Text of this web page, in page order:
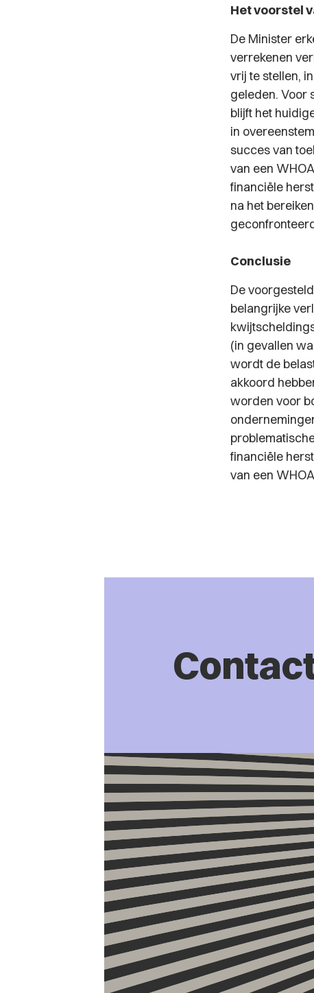
Het voorstel
De Minister
verrekenen
vrij te stellen,
geleden. Voor
blijft het
in
succes van
van een
financiële
na het
Conclusie
De
belangrijke
(in gevallen
wordt de
akkoord
worden voor
financiële
van een